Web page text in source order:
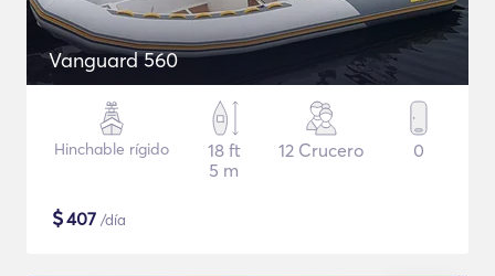
Vanguard 560
Hinchable rígido
18 ft
5 m
12 Crucero 0
$407 /día